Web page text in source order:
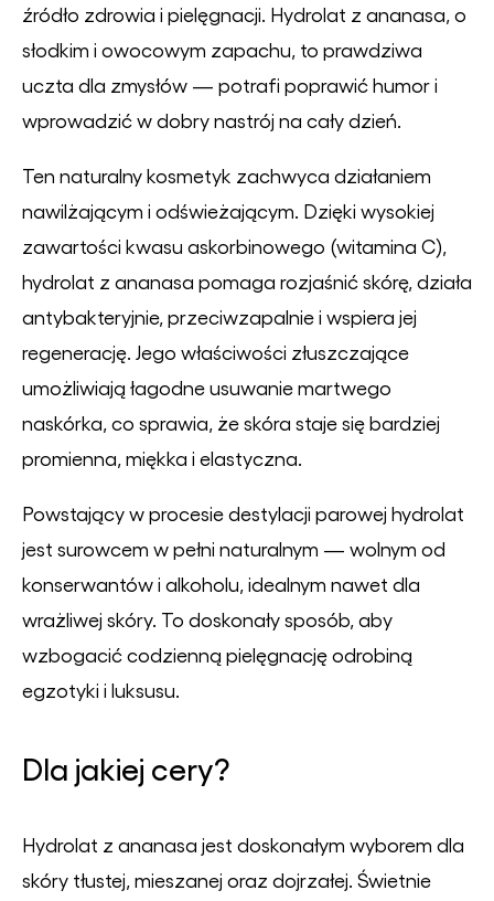
źródło zdrowia i pielęgnacji. Hydrolat z ananasa, o
słodkim i owocowym zapachu, to prawdziwa
uczta dla zmysłów — potrafi poprawić humor i
wprowadzić w dobry nastrój na cały dzień.
Ten naturalny kosmetyk zachwyca działaniem
nawilżającym i odświeżającym. Dzięki wysokiej
zawartości kwasu askorbinowego (witamina C),
hydrolat z ananasa pomaga rozjaśnić skórę, działa
antybakteryjnie, przeciwzapalnie i wspiera jej
regenerację. Jego właściwości złuszczające
umożliwiają łagodne usuwanie martwego
naskórka, co sprawia, że skóra staje się bardziej
promienna, miękka i elastyczna.
Powstający w procesie destylacji parowej hydrolat
jest surowcem w pełni naturalnym — wolnym od
konserwantów i alkoholu, idealnym nawet dla
wrażliwej skóry. To doskonały sposób, aby
wzbogacić codzienną pielęgnację odrobiną
egzotyki i luksusu.
Dla jakiej cery?
Hydrolat z ananasa jest doskonałym wyborem dla
skóry tłustej, mieszanej oraz dojrzałej. Świetnie